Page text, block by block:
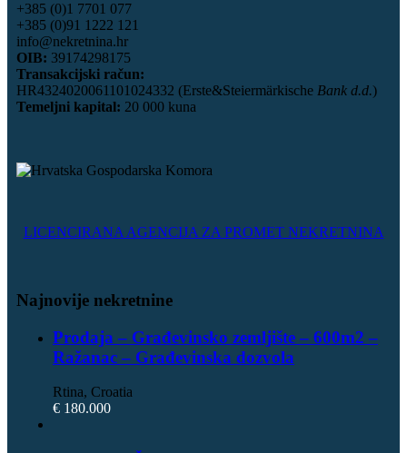
+385 (0)1 7701 077
+385 (0)91 1222 121
info@nekretnina.hr
OIB: 39174298175
Transakcijski račun:
HR4324020061101024332 (Erste&Steiermärkische Bank d.d.)
Temeljni kapital: 20 000 kuna
LICENCIRANA AGENCIJA ZA PROMET NEKRETNINA
Najnovije nekretnine
Prodaja – Građevinsko zemljište – 600m2 –
Ražanac – Građevinska dozvola
Rtina, Croatia
€ 180.000